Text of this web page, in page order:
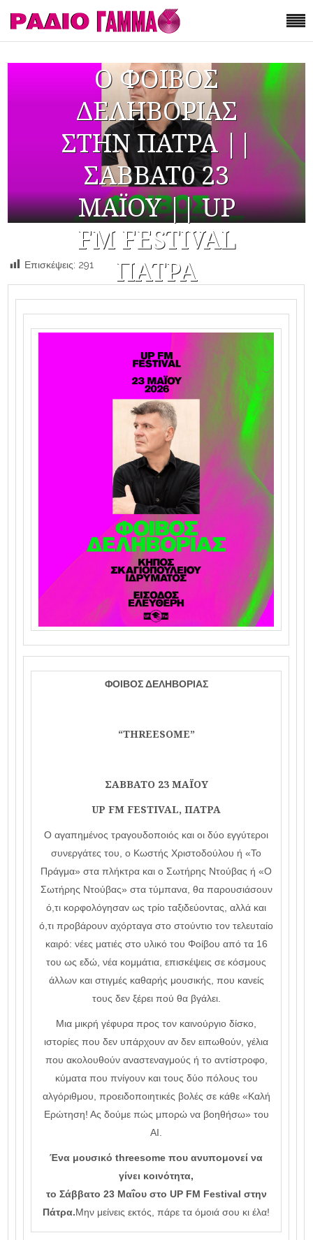
Ο ΦΟΙΒΟΣ
ΔΕΛΗΒΟΡΙΑΣ
ΣΤΗΝ ΠΑΤΡΑ ||
ΣΑΒΒΑΤ0 23
ΜΑΪΟΥ || UP
FM FESTIVAL
ΠΑΤΡΑ
Επισκέψεις: 291
ΦΟΙΒΟΣ ΔΕΛΗΒΟΡΙΑΣ
“THREESOME”
ΣΑΒΒΑΤΟ 23 ΜΑΪΟΥ
UP FM FESTIVAL, ΠΑΤΡΑ
Ο αγαπημένος τραγουδοποιός και οι δύο εγγύτεροι
συνεργάτες του, ο Κωστής Χριστοδούλου ή «Το
Πράγμα» στα πλήκτρα και ο Σωτήρης Ντούβας ή «Ο
Σωτήρης Ντούβας» στα τύμπανα, θα παρουσιάσουν
ό,τι κορφολόγησαν ως τρίο ταξιδεύοντας, αλλά και
ό,τι προβάρουν αχόρταγα στο στούντιο τον τελευταίο
καιρό: νέες ματιές στο υλικό του Φοίβου από τα 16
του ως εδώ, νέα κομμάτια, επισκέψεις σε κόσμους
άλλων και στιγμές καθαρής μουσικής, που κανείς
τους δεν ξέρει πού θα βγάλει.
Μια μικρή γέφυρα προς τον καινούργιο δίσκο,
ιστορίες που δεν υπάρχουν αν δεν ειπωθούν, γέλια
που ακολουθούν αναστεναγμούς ή το αντίστροφο,
κύματα που πνίγουν και τους δύο πόλους του
αλγόριθμου, προειδοποιητικές βολές σε κάθε «Καλή
Ερώτηση! Ας δούμε πώς μπορώ να βοηθήσω» του
ΑΙ.
Ένα μουσικό threesome που ανυπομονεί να
γίνει κοινότητα,
το Σάββατο 23 Μαΐου στο UP FM Festival στην
Πάτρα.Μην μείνεις εκτός, πάρε τα όμοιά σου κι έλα!